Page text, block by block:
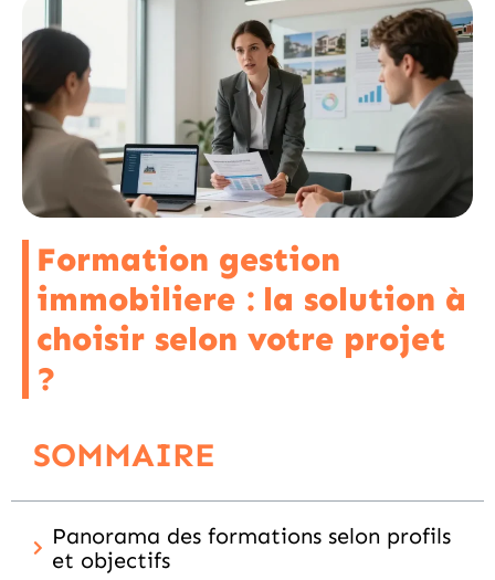
Formation gestion
immobiliere : la solution à
choisir selon votre projet
?
SOMMAIRE
Panorama des formations selon profils
et objectifs